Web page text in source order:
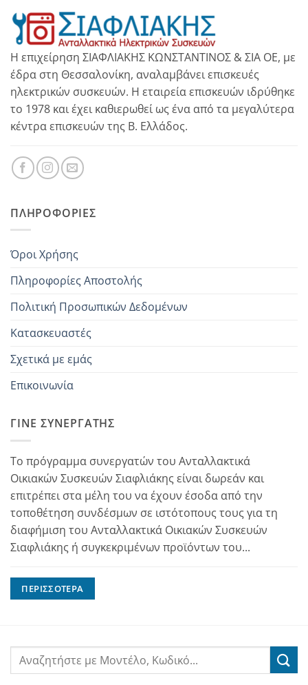
Η επιχείρηση ΣΙΑΦΛΙΑΚΗΣ ΚΩΝΣΤΑΝΤΙΝΟΣ & ΣΙΑ ΟΕ, με
έδρα στη Θεσσαλονίκη, αναλαμβάνει επισκευές
ηλεκτρικών συσκευών. Η εταιρεία επισκευών ιδρύθηκε
το 1978 και έχει καθιερωθεί ως ένα από τα μεγαλύτερα
κέντρα επισκευών της Β. Ελλάδος.
ΠΛΗΡΟΦΟΡΊΕΣ
Όροι Χρήσης
Πληροφορίες Αποστολής
Πολιτική Προσωπικών Δεδομένων
Κατασκευαστές
Σχετικά με εμάς
Επικοινωνία
ΓΊΝΕ ΣΥΝΕΡΓΆΤΗΣ
Το πρόγραμμα συνεργατών του Ανταλλακτικά
Οικιακών Συσκευών Σιαφλιάκης είναι δωρεάν και
επιτρέπει στα μέλη του να έχουν έσοδα από την
τοποθέτηση συνδέσμων σε ιστότοπους τους για τη
διαφήμιση του Ανταλλακτικά Οικιακών Συσκευών
Σιαφλιάκης ή συγκεκριμένων προϊόντων του...
ΠΕΡΙΣΣΌΤΕΡΑ